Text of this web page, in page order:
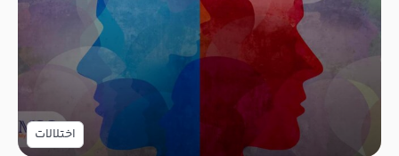
اختلالات